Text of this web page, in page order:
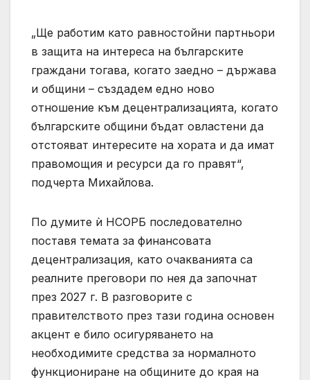
„Ще работим като равностойни партньори
в защита на интереса на българските
граждани тогава, когато заедно – държава
и общини – създадем едно ново
отношение към децентрализацията, когато
българските общини бъдат овластени да
отстояват интересите на хората и да имат
правомощия и ресурси да го правят“,
подчерта Михайлова.
По думите ѝ НСОРБ последователно
поставя темата за финансовата
децентрализация, като очакванията са
реалните преговори по нея да започнат
през 2027 г. В разговорите с
правителството през тази година основен
акцент е било осигуряването на
необходимите средства за нормалното
функциониране на общините до края на